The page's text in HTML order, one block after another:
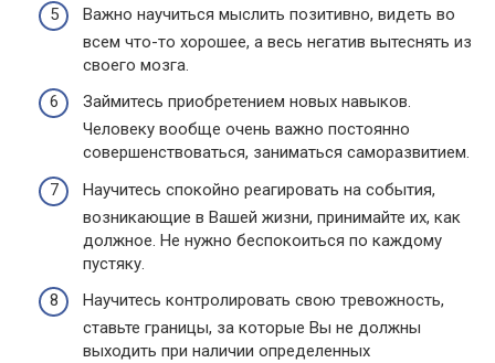
Важно научиться мыслить позитивно, видеть во
всем что-то хорошее, а весь негатив вытеснять из
своего мозга.
Займитесь приобретением новых навыков.
Человеку вообще очень важно постоянно
совершенствоваться, заниматься саморазвитием.
Научитесь спокойно реагировать на события,
возникающие в Вашей жизни, принимайте их, как
должное. Не нужно беспокоиться по каждому
пустяку.
Научитесь контролировать свою тревожность,
ставьте границы, за которые Вы не должны
выходить при наличии определенных